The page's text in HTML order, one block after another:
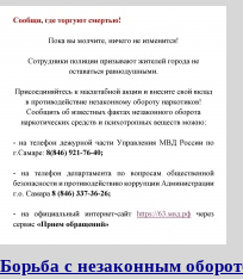
Борьба с незаконным